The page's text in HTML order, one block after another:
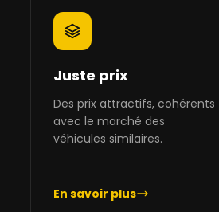
Juste prix
Des prix attractifs, cohérents
avec le marché des
véhicules similaires.
En savoir plus